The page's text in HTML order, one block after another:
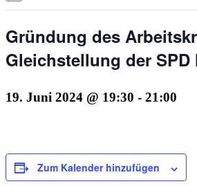
Gründung des
Gleichstellung der SPD
19. Juni 2024 @ 19:30 - 21:00
Zum Kalender hinzufügen